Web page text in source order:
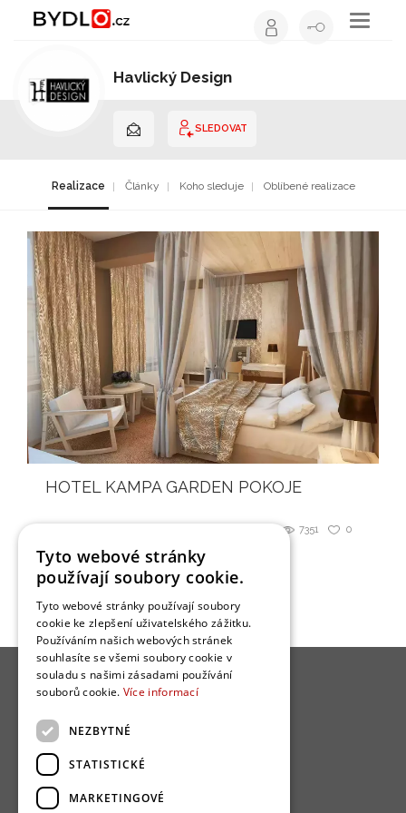
Toggle
Havlický Design
SLEDOVAT
Realizace Články Koho sleduje Oblíbené realizace
HOTEL KAMPA GARDEN POKOJE
0
7351
Tyto webové stránky
používají soubory cookie.
Tyto webové stránky používají soubory
cookie ke zlepšení uživatelského zážitku.
Používáním našich webových stránek
souhlasíte se všemi soubory cookie v
souladu s našimi zásadami používání
souborů cookie. Více informací
NEZBYTNÉ
STATISTICKÉ
MARKETINGOVÉ